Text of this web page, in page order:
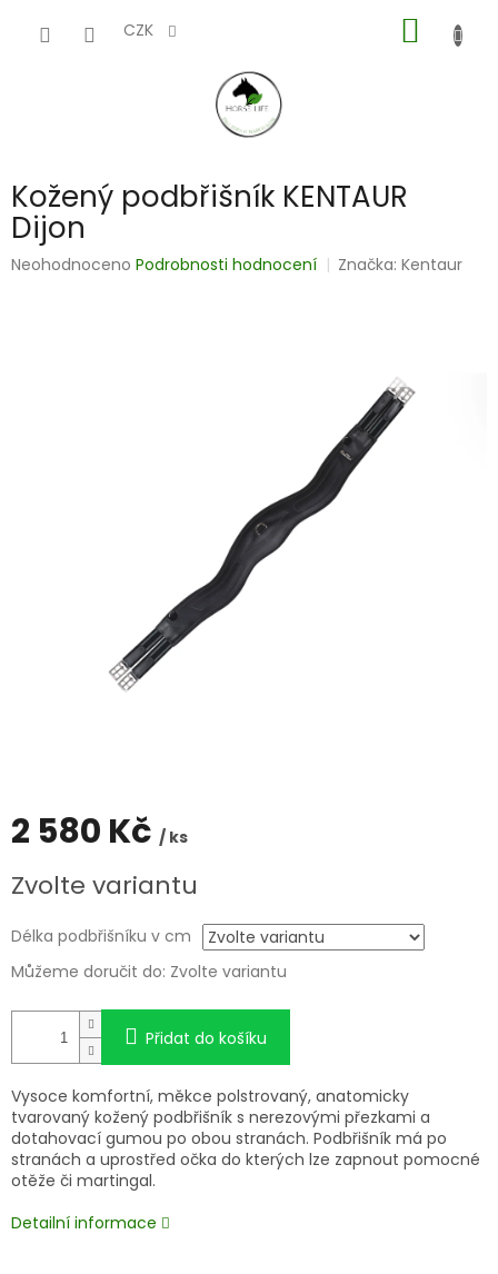
CZK
KOŠÍK
Kožený podbřišník KENTAUR
Dijon
Průměrné
Neohodnoceno Podrobnosti hodnocení Značka:Kentaur
2 580 Kč / ks
cena:
Zvolte variantu
Délka podbřišníku v cm
Můžeme doručit do: Zvolte variantu
Přidat do košíku
Vysoce komfortní, měkce polstrovaný, anatomicky
tvarovaný kožený podbřišník s nerezovými přezkami a
dotahovací gumou po obou stranách. Podbřišník má po
stranách a uprostřed očka do kterých lze zapnout pomocné
otěže či martingal.
Detailní informace